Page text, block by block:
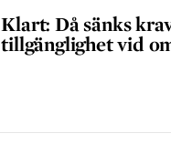
Klart: Då sänks
tillgänglighet vid